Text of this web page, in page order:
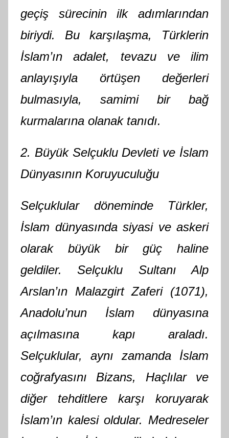
geçiş sürecinin ilk adımlarından
biriydi. Bu karşılaşma, Türklerin
İslam’ın adalet, tevazu ve ilim
anlayışıyla örtüşen değerleri
bulmasıyla, samimi bir bağ
kurmalarına olanak tanıdı.
2. Büyük Selçuklu Devleti ve İslam
Dünyasının Koruyuculuğu
Selçuklular döneminde Türkler,
İslam dünyasında siyasi ve askeri
olarak büyük bir güç haline
geldiler. Selçuklu Sultanı Alp
Arslan’ın Malazgirt Zaferi (1071),
Anadolu’nun İslam dünyasına
açılmasına kapı araladı.
Selçuklular, aynı zamanda İslam
coğrafyasını Bizans, Haçlılar ve
diğer tehditlere karşı koruyarak
İslam’ın kalesi oldular. Medreseler